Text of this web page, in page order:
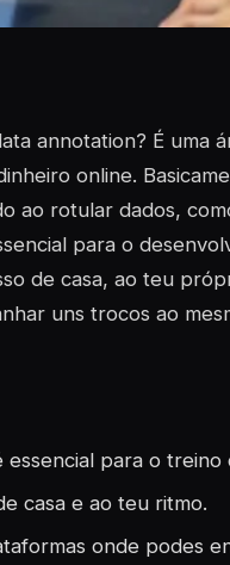
annotation? É uma
online.
ao rotular dados,
para o
de casa, ao teu
uns trocos ao
essencial para o treino
casa e ao teu ritmo.
onde podes